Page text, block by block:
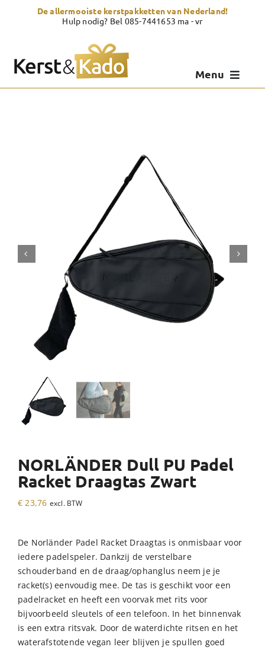
De allermooiste kerstpakketten van Nederland!
Hulp nodig? Bel 085-7441653 ma - vr
Menu
Over Kerst & Kado
NORLÄNDER Dull PU Padel
Racket Draagtas Zwart
€ 23,76 excl. BTW
De Norländer Padel Racket Draagtas is onmisbaar voor
iedere padelspeler. Dankzij de verstelbare
schouderband en de draag/ophanglus neem je je
racket(s) eenvoudig mee. De tas is geschikt voor een
padelracket en heeft een voorvak met rits voor
bijvoorbeeld sleutels of een telefoon. In het binnenvak
is een extra ritsvak. Door de waterdichte ritsen en het
waterafstotende vegan leer blijven je spullen goed